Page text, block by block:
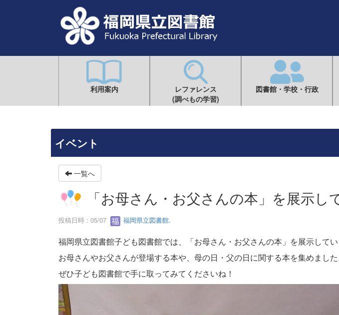
利用案内
レファレンス
(調べもの学習)
図書館・学校・行政
イベント
一覧へ
「お母さん・お父さんの本」を展示し
投稿日時 : 05/07 福岡県立図書館.
福岡県立図書館子ども図書館では、「お母さん・お父さんの本」を展示してい
お母さんやお父さんが登場する本や、母の日・父の日に関する本を集めました
ぜひ子ども図書館で手に取ってみてくださいね！